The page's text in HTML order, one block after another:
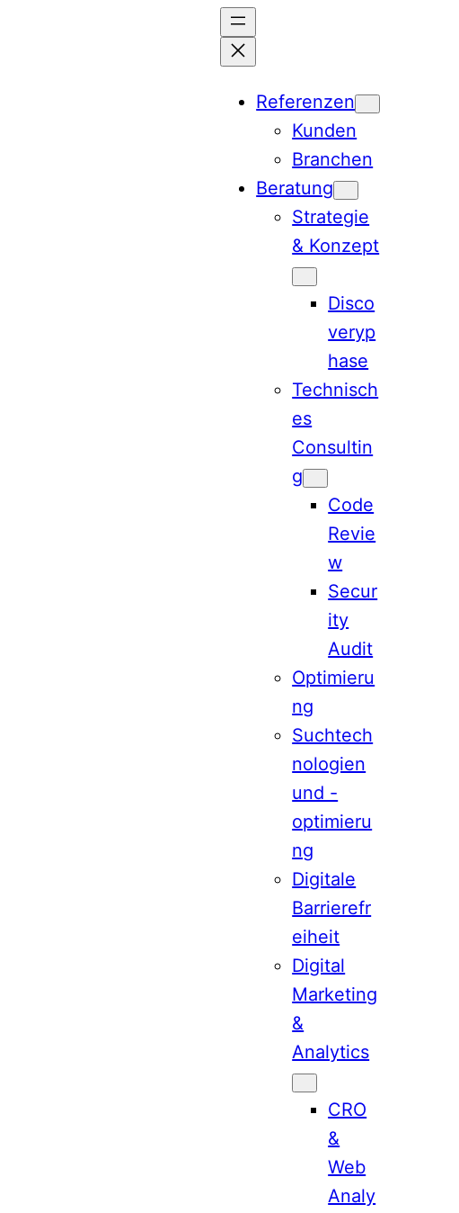
Referenzen
Kunden
Branchen
Beratung
Strategie
& Konzept
Disco
veryp
hase
Technisch
es
Consultin
g
Code
Revie
w
Secur
ity
Audit
Optimieru
ng
Suchtech
nologien
und -
optimieru
ng
Digitale
Barrierefr
eiheit
Digital
Marketing
&
Analytics
CRO
&
Web
Analy